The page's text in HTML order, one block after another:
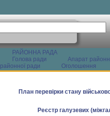
РАЙОННА РАДА
Голова ради
Апарат
районної ради
Оголошення
План перевірки стану
Реєстр галузевих